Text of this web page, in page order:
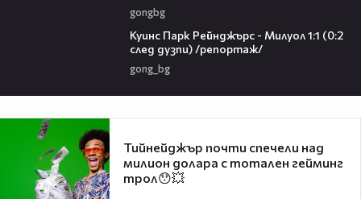
gongbg
Куинс Парк Рейнджърс - Милуол 1:1 (0:2
след дузпи) /репортаж/
gong_bg
Тийнейджър почти спечели над
милион долара с тотален гейминг
трол😯💥